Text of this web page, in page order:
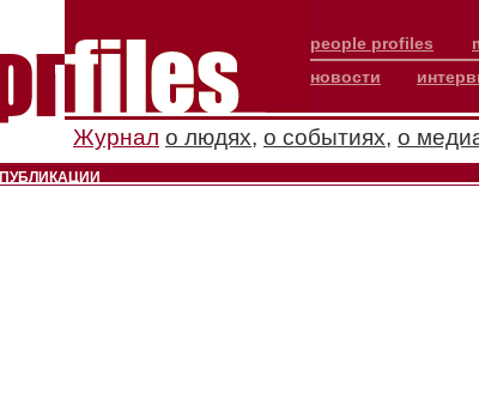
people profiles
новости
Журнал о людях, о событиях, о
ПУБЛИКАЦИИ